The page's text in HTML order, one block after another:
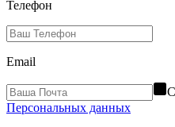
Телефон
Email
Персональных данных